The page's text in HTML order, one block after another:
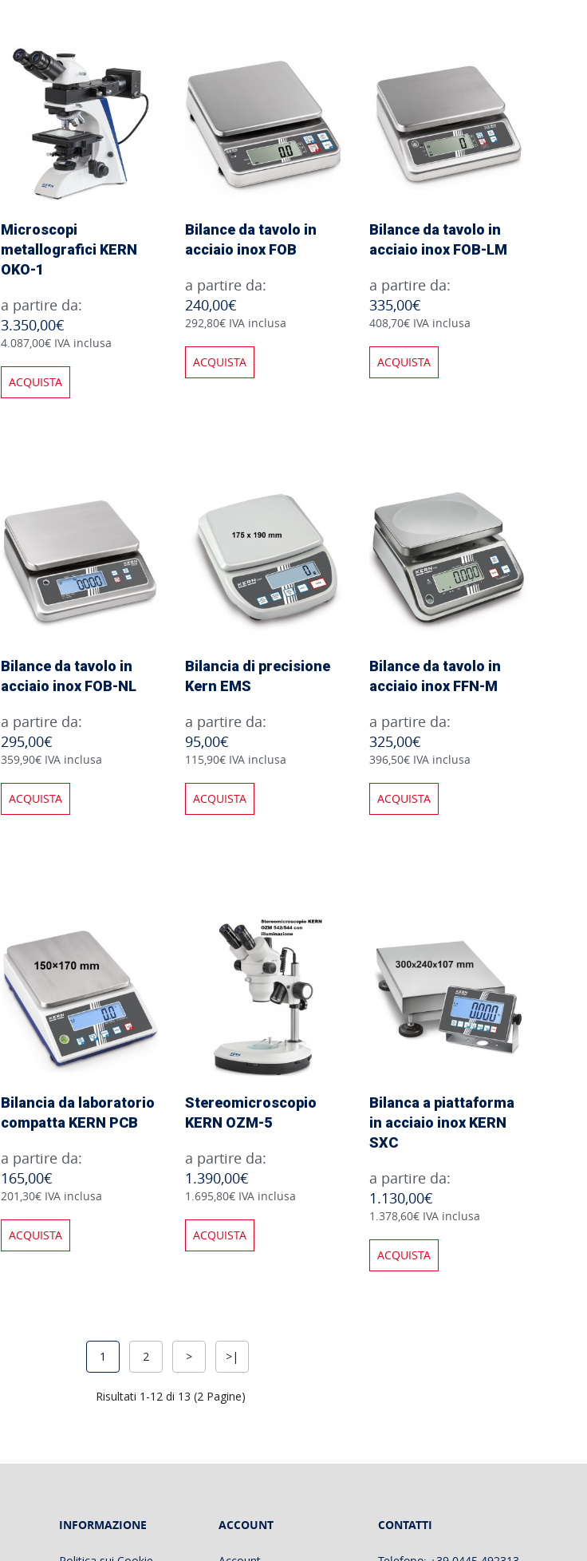
Microscopi
metallografici KERN
OKO-1
a partire da:
3.350,00€
4.087,00€ IVA inclusa
ACQUISTA
Bilance da tavolo in
acciaio inox FOB
a partire da:
240,00€
292,80€ IVA inclusa
ACQUISTA
Bilance da tavolo in
acciaio inox FOB-LM
a partire da:
335,00€
408,70€ IVA inclusa
ACQUISTA
Bilance da tavolo in
acciaio inox FOB-NL
a partire da:
295,00€
359,90€ IVA inclusa
ACQUISTA
Bilancia di precisione
Kern EMS
a partire da:
95,00€
115,90€ IVA inclusa
ACQUISTA
Bilance da tavolo in
acciaio inox FFN-M
a partire da:
325,00€
396,50€ IVA inclusa
ACQUISTA
Bilancia da laboratorio
compatta KERN PCB
a partire da:
165,00€
201,30€ IVA inclusa
ACQUISTA
Stereomicroscopio
KERN OZM-5
a partire da:
1.390,00€
1.695,80€ IVA inclusa
ACQUISTA
Bilanca a piattaforma
in acciaio inox KERN
SXC
a partire da:
1.130,00€
1.378,60€ IVA inclusa
ACQUISTA
1 2 > >|
Risultati 1-12 di 13 (2 Pagine)
INFORMAZIONE ACCOUNT CONTATTI